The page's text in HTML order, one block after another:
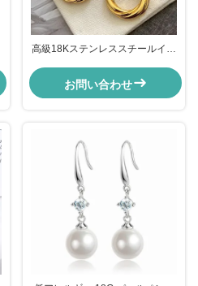
高級18Kステンレススチールイヤ
ープイヤリング レディース
お問い合わせ